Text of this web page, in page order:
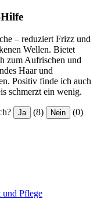
– reduziert Frizz und
Wellen. Bietet
zum Aufrischen und
Haar und
Positiv finde ich auch
schmerzt ein wenig.
Ja (8) Nein (0)
Pflege